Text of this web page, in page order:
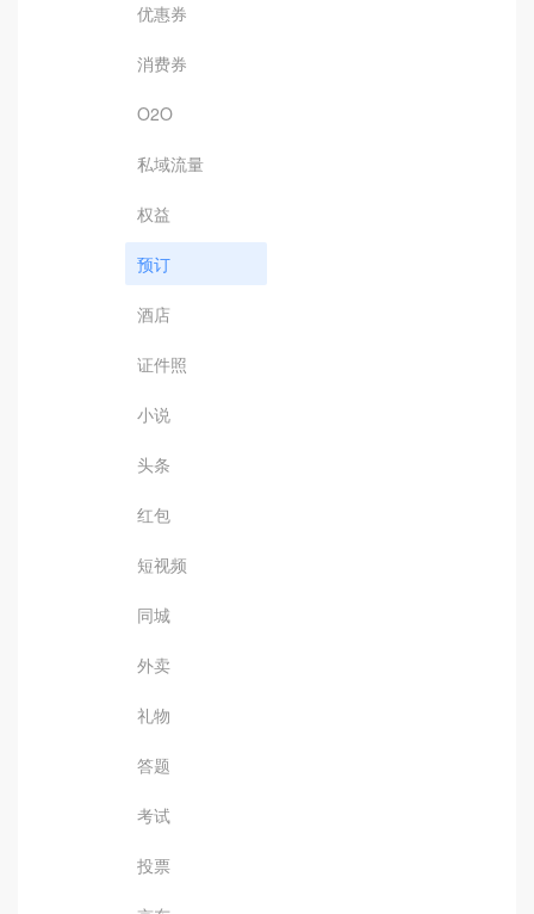
优惠券
消费券
O2O
私域流量
权益
预订
酒店
证件照
小说
头条
红包
短视频
同城
外卖
礼物
答题
考试
投票